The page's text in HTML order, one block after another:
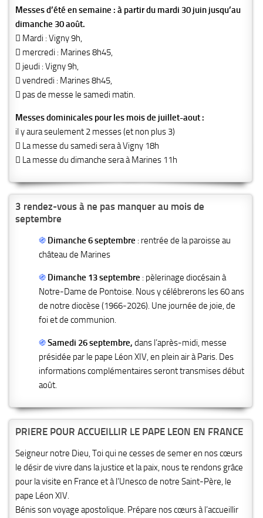
Messes d’été en semaine : à partir du mardi 30 juin jusqu’au
dimanche 30 août.
 Mardi : Vigny 9h,
 mercredi : Marines 8h45,
 jeudi : Vigny 9h,
 vendredi : Marines 8h45,
 pas de messe le samedi matin.
Messes dominicales pour les mois de juillet-aout :
il y aura seulement 2 messes (et non plus 3)
 La messe du samedi sera à Vigny 18h
 La messe du dimanche sera à Marines 11h
3 rendez-vous à ne pas manquer au mois de
septembre
֍ Dimanche 6 septembre : rentrée de la paroisse au
château de Marines
֍ Dimanche 13 septembre : pèlerinage diocésain à
Notre-Dame de Pontoise. Nous y célébrerons les 60 ans
de notre diocèse (1966-2026). Une journée de joie, de
foi et de communion.
֍Samedi 26 septembre, dans l’après-midi, messe
présidée par le pape Léon XIV, en plein air à Paris. Des
informations complémentaires seront transmises début
août.
PRIERE POUR ACCUEILLIR LE PAPE LEON EN FRANCE
Seigneur notre Dieu, Toi qui ne cesses de semer en nos cœurs
le désir de vivre dans la justice et la paix, nous te rendons grâce
pour la visite en France et à l’Unesco de notre Saint-Père, le
pape Léon XIV.
Bénis son voyage apostolique. Prépare nos cœurs à l’accueillir